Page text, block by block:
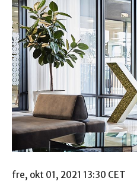
fre, okt 01, 2021 13:30 CET